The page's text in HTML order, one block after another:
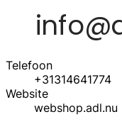
Telefoon
+31314641774
Website
webshop.adl.nu